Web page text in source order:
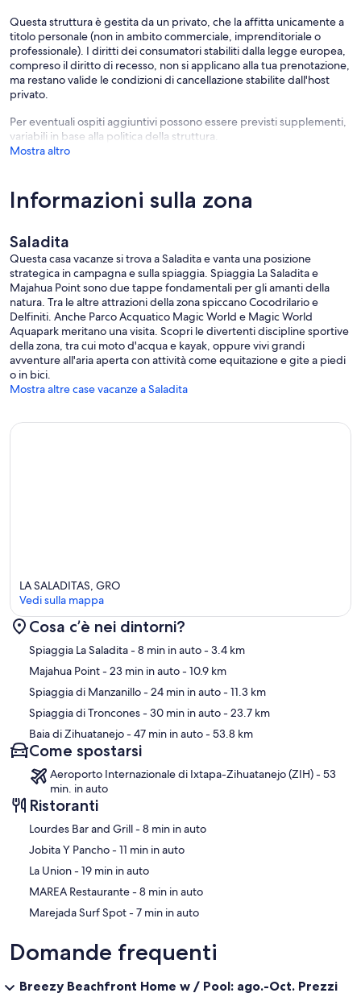
Questa struttura è gestita da un privato, che la affitta unicamente a
titolo personale (non in ambito commerciale, imprenditoriale o
professionale). I diritti dei consumatori stabiliti dalla legge europea,
compreso il diritto di recesso, non si applicano alla tua prenotazione,
ma restano valide le condizioni di cancellazione stabilite dall'host
privato.
Per eventuali ospiti aggiuntivi possono essere previsti supplementi,
variabili in base alla politica della struttura.
Mostra altro
Informazioni sulla zona
Saladita
Questa casa vacanze si trova a Saladita e vanta una posizione
strategica in campagna e sulla spiaggia. Spiaggia La Saladita e
Majahua Point sono due tappe fondamentali per gli amanti della
natura. Tra le altre attrazioni della zona spiccano Cocodrilario e
Delfiniti. Anche Parco Acquatico Magic World e Magic World
Aquapark meritano una visita. Scopri le divertenti discipline sportive
della zona, tra cui moto d'acqua e kayak, oppure vivi grandi
avventure all'aria aperta con attività come equitazione e gite a piedi
o in bici.
Mostra altre case vacanze a Saladita
Mappa
LA SALADITAS, GRO
Vedi sulla mappa
Cosa c’è nei dintorni?
Spiaggia La Saladita- 8 min in auto- 3.4 km
Majahua Point- 23 min in auto- 10.9 km
Spiaggia di Manzanillo- 24 min in auto- 11.3 km
Spiaggia di Troncones- 30 min in auto- 23.7 km
Baia di Zihuatanejo- 47 min in auto- 53.8 km
Come spostarsi
Aeroporto Internazionale di Ixtapa-Zihuatanejo (ZIH) - 53
min. in auto
Ristoranti
‪Lourdes Bar and Grill - ‬8 min in auto
‪Jobita Y Pancho - ‬11 min in auto
‪La Union - ‬19 min in auto
‪MAREA Restaurante - ‬8 min in auto
‪Marejada Surf Spot - ‬7 min in auto
Domande frequenti
Breezy Beachfront Home w / Pool: ago.-Oct. Prezzi